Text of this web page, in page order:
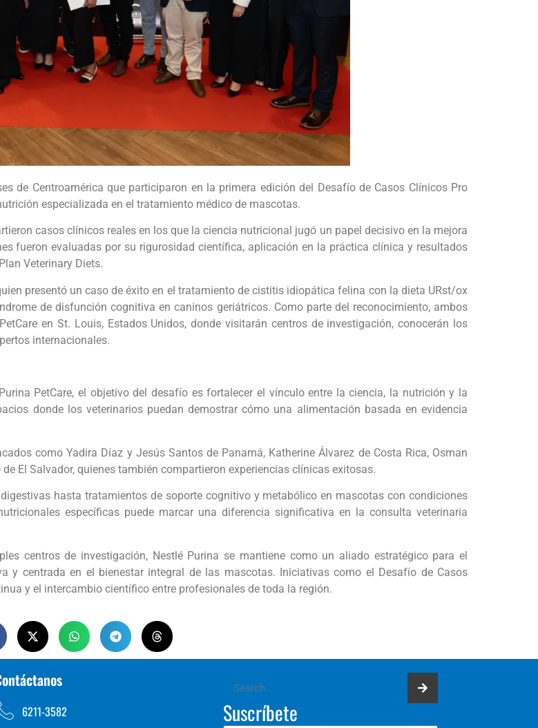
de Centroamérica que participaron en la primera edición del Desafío de Casos Clínicos Pro
especializada en el tratamiento médico de mascotas.
casos clínicos reales en los que la ciencia nutricional jugó un papel decisivo en la mejora
fueron evaluadas por su rigurosidad científica, aplicación en la práctica clínica y resultados
Veterinary Diets.
presentó un caso de éxito en el tratamiento de cistitis idiopática felina con la dieta URst/ox
de disfunción cognitiva en caninos geriátricos. Como parte del reconocimiento, ambos
en St. Louis, Estados Unidos, donde visitarán centros de investigación, conocerán los
internacionales.
PetCare, el objetivo del desafío es fortalecer el vínculo entre la ciencia, la nutrición y la
donde los veterinarios puedan demostrar cómo una alimentación basada en evidencia
como Yadira Díaz y Jesús Santos de Panamá, Katherine Álvarez de Costa Rica, Osman
El Salvador, quienes también compartieron experiencias clínicas exitosas.
hasta tratamientos de soporte cognitivo y metabólico en mascotas con condiciones
específicas puede marcar una diferencia significativa en la consulta veterinaria
centros de investigación, Nestlé Purina se mantiene como un aliado estratégico para el
y centrada en el bienestar integral de las mascotas. Iniciativas como el Desafío de Casos
y el intercambio científico entre profesionales de toda la región.
6211-3582 Suscríbete